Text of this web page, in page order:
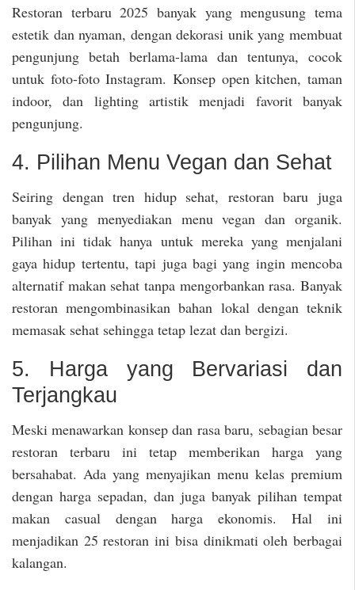
Restoran terbaru 2025 banyak yang mengusung tema
estetik dan nyaman, dengan dekorasi unik yang membuat
pengunjung betah berlama-lama dan tentunya, cocok
untuk foto-foto Instagram. Konsep open kitchen, taman
indoor, dan lighting artistik menjadi favorit banyak
pengunjung.
4. Pilihan Menu Vegan dan Sehat
Seiring dengan tren hidup sehat, restoran baru juga
banyak yang menyediakan menu vegan dan organik.
Pilihan ini tidak hanya untuk mereka yang menjalani
gaya hidup tertentu, tapi juga bagi yang ingin mencoba
alternatif makan sehat tanpa mengorbankan rasa. Banyak
restoran mengombinasikan bahan lokal dengan teknik
memasak sehat sehingga tetap lezat dan bergizi.
5. Harga yang Bervariasi dan
Terjangkau
Meski menawarkan konsep dan rasa baru, sebagian besar
restoran terbaru ini tetap memberikan harga yang
bersahabat. Ada yang menyajikan menu kelas premium
dengan harga sepadan, dan juga banyak pilihan tempat
makan casual dengan harga ekonomis. Hal ini
menjadikan 25 restoran ini bisa dinikmati oleh berbagai
kalangan.